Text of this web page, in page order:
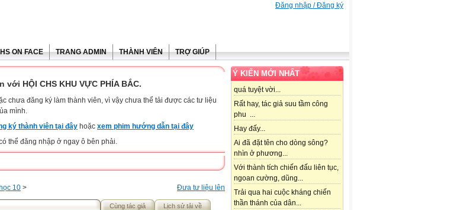
Đăng nhập / Đăng ký
ON FACE TRANG ADMIN THÀNH VIÊN TRỢ GIÚP
Ý KIẾN MỚI NHẤT
quá tuyệt vời...
Rất hay, tác giả suu tầm công
phu ...
Hay đấy...
Ai đã đặt tên cho dòng sông?
nhìn ở phương...
Với thành tích chiến đấu liên tục,
ngoan cường, dũng...
Trải qua hai cuộc kháng chiến
thần thánh của dân...
HỘI CHS KHU VỰC PHÍA BẮC.
chưa đăng ký làm thành viên, vì vậy chưa thể tải được các tư liệu
mình.
ký thành viên tại đây hoặc xem phim hướng dẫn tại đây
thể đăng nhập ở ngay ô bên phải.
Đưa tư liệu lên
10 >
Cùng tác giả Lịch sử tải về